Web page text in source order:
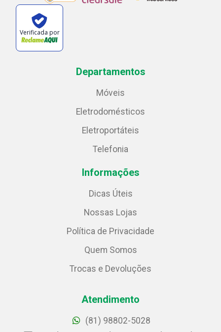
Verificada por
Departamentos
Móveis
Eletrodomésticos
Eletroportáteis
Telefonia
Informações
Dicas Úteis
Nossas Lojas
Política de Privacidade
Quem Somos
Trocas e Devoluções
Atendimento
(81) 98802-5028